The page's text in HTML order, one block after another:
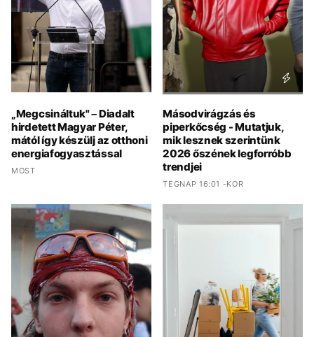
„Megcsináltuk" – Diadalt
hirdetett Magyar Péter,
mától így készülj az otthoni
energiafogyasztással
MOST
Másodvirágzás és
piperkőcség - Mutatjuk,
mik lesznek szerintünk
2026 őszének legforróbb
trendjei
TEGNAP 16:01 -KOR